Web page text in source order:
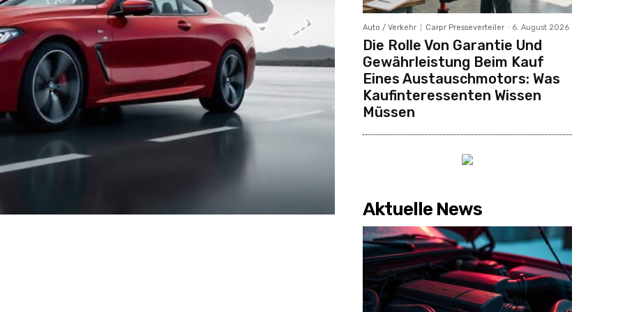
Auto / Verkehr Carpr Presseverteiler - 6. August 2026
Die Rolle Von Garantie Und
Gewährleistung Beim Kauf
Eines Austauschmotors: Was
Kaufinteressenten Wissen
Müssen
Aktuelle News